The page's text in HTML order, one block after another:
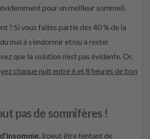
pour un meilleur sommeil.
? Si vous faites partie des 40 % de la
mal à s’endormir et/ou à rester
que la solution n’est pas évidente. Or,
chaque nuit entre 6 et 8 heures de bon
pas de somnifères !
d’insomnie, il peut être tentant de